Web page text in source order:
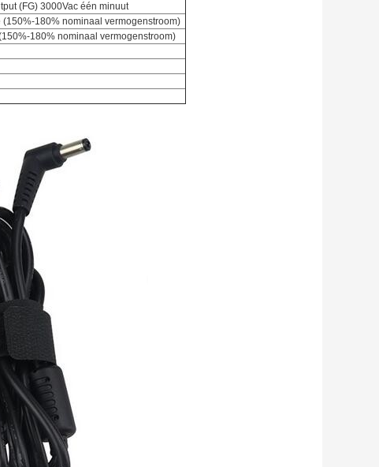
(FG) 3000Vac één minuut
180% nominaal vermogenstroom)
180% nominaal vermogenstroom)